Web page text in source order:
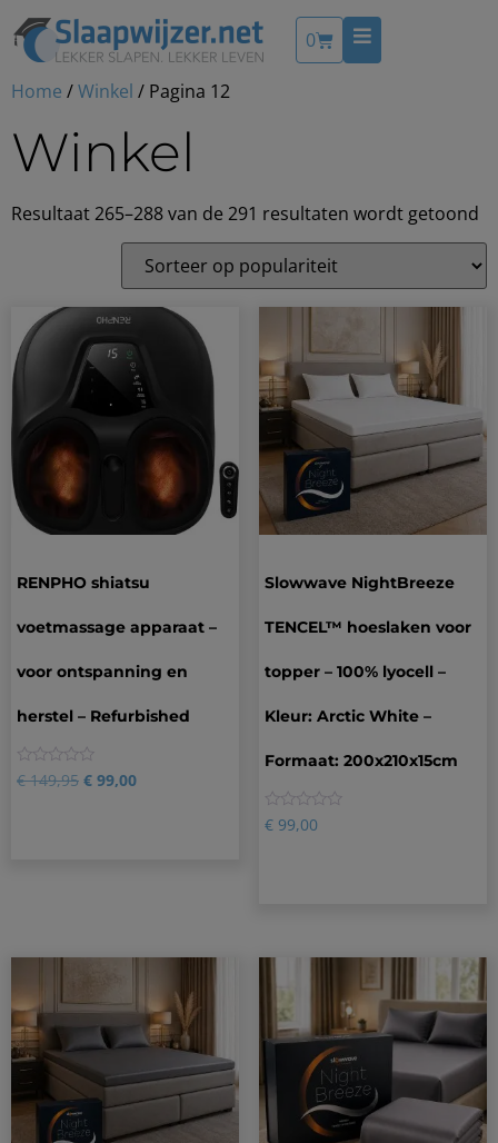
0
Home /Winkel / Pagina 12
Winkel
Resultaat 265–288 van de 291 resultaten wordt getoond
RENPHO shiatsu
voetmassage apparaat –
voor ontspanning en
herstel – Refurbished
0
€149,95 € 99,00
Slowwave NightBreeze
TENCEL™ hoeslaken voor
topper – 100% lyocell –
Kleur: Arctic White –
Formaat: 200x210x15cm
0
€99,00